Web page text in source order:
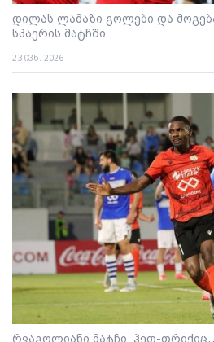
დილას ლამაზი გოლები და
სპაერის მატჩში
23 ივნ. 2026
რვაგოლიანი მატჩი, ჰეთ-